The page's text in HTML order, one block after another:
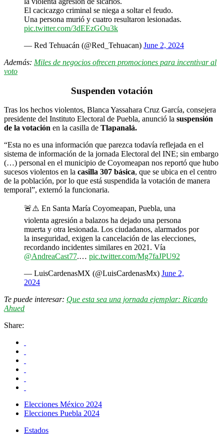
El cacicazgo criminal se niega a soltar el feudo.
Una persona murió y cuatro resultaron lesionadas.
pic.twitter.com/3dEEzGOu3k
— Red Tehuacán (@Red_Tehuacan) June 2, 2024
Además: Miles de negocios ofrecen promociones para incentivar al
voto
Suspenden votación
Tras los hechos violentos, Blanca Yassahara Cruz García, consejera
presidente del Instituto Electoral de Puebla, anunció la suspensión
de la votación en la casilla de Tlapanalá.
“Esta no es una información que parezca todavía reflejada en el
sistema de información de la jornada Electoral del INE; sin embargo
(…) personal en el municipio de Coyomeapan nos reportó que hubo
sucesos violentos en la casilla 307 básica, que se ubica en el centro
de la población, por lo que está suspendida la votación de manera
temporal”, externó la funcionaria.
🚨⚠️ En Santa María Coyomeapan, Puebla, una
violenta agresión a balazos ha dejado una persona
muerta y otra lesionada. Los ciudadanos, alarmados por
la inseguridad, exigen la cancelación de las elecciones,
recordando incidentes similares en 2021. Vía
@AndreaCast77.… pic.twitter.com/Mg7faJPU92
— LuisCardenasMX (@LuisCardenasMx) June 2,
2024
Te puede interesar: Que esta sea una jornada ejemplar: Ricardo
Ahued
Share:
Elecciones México 2024
Elecciones Puebla 2024
Estados